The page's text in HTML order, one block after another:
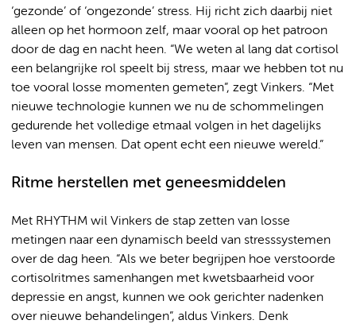
‘gezonde’ of ‘ongezonde’ stress. Hij richt zich daarbij niet
alleen op het hormoon zelf, maar vooral op het patroon
door de dag en nacht heen. “We weten al lang dat cortisol
een belangrijke rol speelt bij stress, maar we hebben tot nu
toe vooral losse momenten gemeten”, zegt Vinkers. “Met
nieuwe technologie kunnen we nu de schommelingen
gedurende het volledige etmaal volgen in het dagelijks
leven van mensen. Dat opent echt een nieuwe wereld.”
Ritme herstellen met geneesmiddelen
Met RHYTHM wil Vinkers de stap zetten van losse
metingen naar een dynamisch beeld van stresssystemen
over de dag heen. “Als we beter begrijpen hoe verstoorde
cortisolritmes samenhangen met kwetsbaarheid voor
depressie en angst, kunnen we ook gerichter nadenken
over nieuwe behandelingen”, aldus Vinkers. Denk